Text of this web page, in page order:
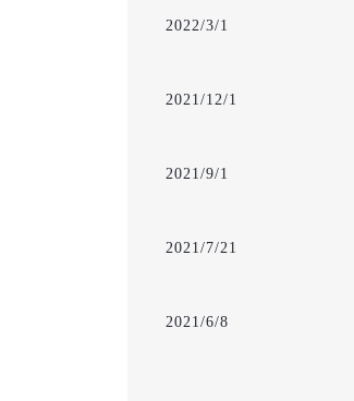
2022/3/1
2021/12/1
2021/9/1
2021/7/21
2021/6/8